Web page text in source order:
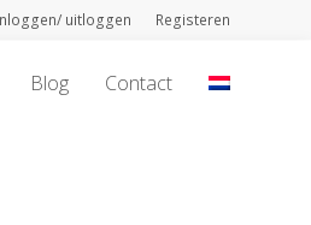
uitloggen Registeren
Blog Contact